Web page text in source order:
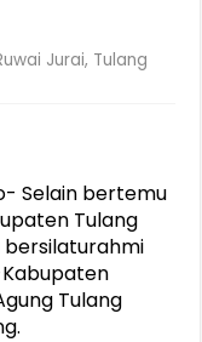
Jurai, Tulang
Selain bertemu
Tulang
bersilaturahmi
Kabupaten
Tulang